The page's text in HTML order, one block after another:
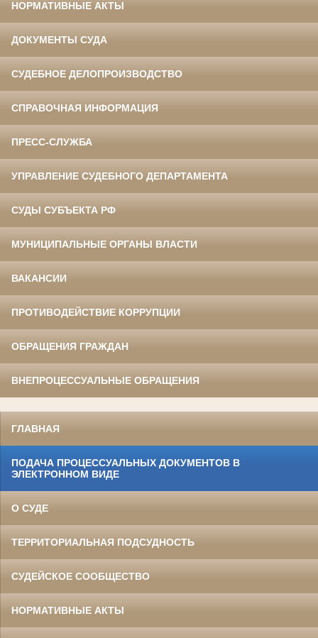
НОРМАТИВНЫЕ АКТЫ
ДОКУМЕНТЫ СУДА
СУДЕБНОЕ ДЕЛОПРОИЗВОДСТВО
СПРАВОЧНАЯ ИНФОРМАЦИЯ
ПРЕСС-СЛУЖБА
УПРАВЛЕНИЕ СУДЕБНОГО ДЕПАРТАМЕНТА
СУДЫ СУБЪЕКТА РФ
МУНИЦИПАЛЬНЫЕ ОРГАНЫ ВЛАСТИ
ВАКАНСИИ
ПРОТИВОДЕЙСТВИЕ КОРРУПЦИИ
ОБРАЩЕНИЯ ГРАЖДАН
ВНЕПРОЦЕССУАЛЬНЫЕ ОБРАЩЕНИЯ
ГЛАВНАЯ
ПОДАЧА ПРОЦЕССУАЛЬНЫХ ДОКУМЕНТОВ В
ЭЛЕКТРОННОМ ВИДЕ
О СУДЕ
ТЕРРИТОРИАЛЬНАЯ ПОДСУДНОСТЬ
СУДЕЙСКОЕ СООБЩЕСТВО
НОРМАТИВНЫЕ АКТЫ